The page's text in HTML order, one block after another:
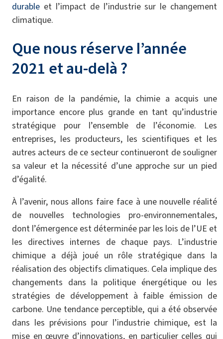
durable et l’impact de l’industrie sur le changement
climatique.
Que nous réserve l’année
2021 et au-delà ?
En raison de la pandémie, la chimie a acquis une
importance encore plus grande en tant qu’industrie
stratégique pour l’ensemble de l’économie. Les
entreprises, les producteurs, les scientifiques et les
autres acteurs de ce secteur continueront de souligner
sa valeur et la nécessité d’une approche sur un pied
d’égalité.
À l’avenir, nous allons faire face à une nouvelle réalité
de nouvelles technologies pro-environnementales,
dont l’émergence est déterminée par les lois de l’UE et
les directives internes de chaque pays. L’industrie
chimique a déjà joué un rôle stratégique dans la
réalisation des objectifs climatiques. Cela implique des
changements dans la politique énergétique ou les
stratégies de développement à faible émission de
carbone. Une tendance perceptible, qui a été observée
dans les prévisions pour l’industrie chimique, est la
mise en œuvre d’innovations, en particulier celles qui